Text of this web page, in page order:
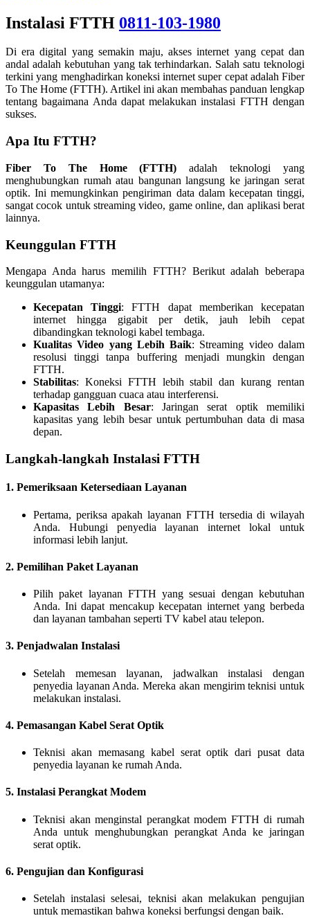
Instalasi FTTH 0811-103-1980
Di era digital yang semakin maju, akses internet yang cepat dan
andal adalah kebutuhan yang tak terhindarkan. Salah satu teknologi
terkini yang menghadirkan koneksi internet super cepat adalah Fiber
To The Home (FTTH). Artikel ini akan membahas panduan lengkap
tentang bagaimana Anda dapat melakukan instalasi FTTH dengan
sukses.
Apa Itu FTTH?
Fiber To The Home (FTTH) adalah teknologi yang
menghubungkan rumah atau bangunan langsung ke jaringan serat
optik. Ini memungkinkan pengiriman data dalam kecepatan tinggi,
sangat cocok untuk streaming video, game online, dan aplikasi berat
lainnya.
Keunggulan FTTH
Mengapa Anda harus memilih FTTH? Berikut adalah beberapa
keunggulan utamanya:
Kecepatan Tinggi: FTTH dapat memberikan kecepatan
internet hingga gigabit per detik, jauh lebih cepat
dibandingkan teknologi kabel tembaga.
Kualitas Video yang Lebih Baik: Streaming video dalam
resolusi tinggi tanpa buffering menjadi mungkin dengan
FTTH.
Stabilitas: Koneksi FTTH lebih stabil dan kurang rentan
terhadap gangguan cuaca atau interferensi.
Kapasitas Lebih Besar: Jaringan serat optik memiliki
kapasitas yang lebih besar untuk pertumbuhan data di masa
depan.
Langkah-langkah Instalasi FTTH
1. Pemeriksaan Ketersediaan Layanan
Pertama, periksa apakah layanan FTTH tersedia di wilayah
Anda. Hubungi penyedia layanan internet lokal untuk
informasi lebih lanjut.
2. Pemilihan Paket Layanan
Pilih paket layanan FTTH yang sesuai dengan kebutuhan
Anda. Ini dapat mencakup kecepatan internet yang berbeda
dan layanan tambahan seperti TV kabel atau telepon.
3. Penjadwalan Instalasi
Setelah memesan layanan, jadwalkan instalasi dengan
penyedia layanan Anda. Mereka akan mengirim teknisi untuk
melakukan instalasi.
4. Pemasangan Kabel Serat Optik
Teknisi akan memasang kabel serat optik dari pusat data
penyedia layanan ke rumah Anda.
5. Instalasi Perangkat Modem
Teknisi akan menginstal perangkat modem FTTH di rumah
Anda untuk menghubungkan perangkat Anda ke jaringan
serat optik.
6. Pengujian dan Konfigurasi
Setelah instalasi selesai, teknisi akan melakukan pengujian
untuk memastikan bahwa koneksi berfungsi dengan baik.